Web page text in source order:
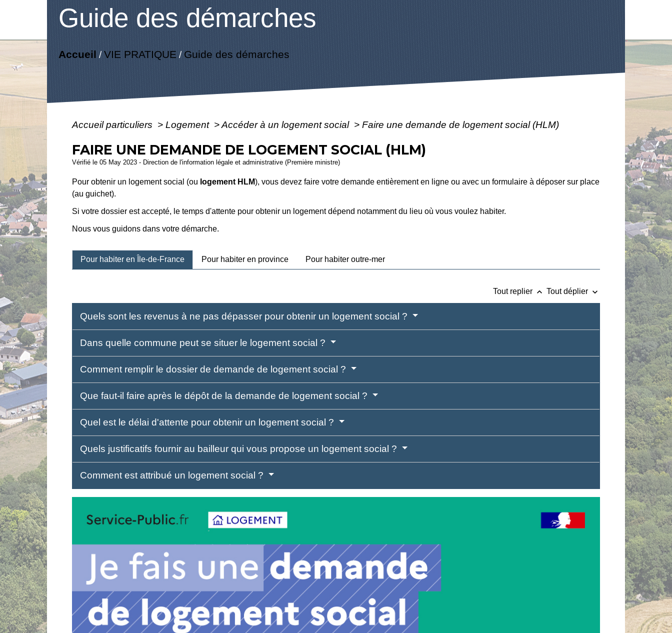
Guide des démarches
Accueil /VIE PRATIQUE/ Guide des démarches
Accueil particuliers > Logement >Accéder à un logement social > Faire une demande de logement social (HLM)
FAIRE UNE DEMANDE DE LOGEMENT SOCIAL (HLM)
Vérifié le 05 May 2023 - Direction de l'information légale et administrative (Première ministre)
Pour obtenir un logement social (ou logement HLM), vous devez faire votre demande entièrement en ligne ou avec un formulaire à déposer sur place
(au guichet).
Si votre dossier est accepté, le temps d'attente pour obtenir un logement dépend notamment du lieu où vous voulez habiter.
Nous vous guidons dans votre démarche.
Pour habiter en Île-de-France Pour habiter en province Pour habiter outre-mer
Tout replier keyboard_arrow_up Tout déplier keyboard_arrow_down
Quels sont les revenus à ne pas dépasser pour obtenir un logement social ?
Dans quelle commune peut se situer le logement social ?
Comment remplir le dossier de demande de logement social ?
Que faut-il faire après le dépôt de la demande de logement social ?
Quel est le délai d'attente pour obtenir un logement social ?
Quels justificatifs fournir au bailleur qui vous propose un logement social ?
Comment est attribué un logement social ?